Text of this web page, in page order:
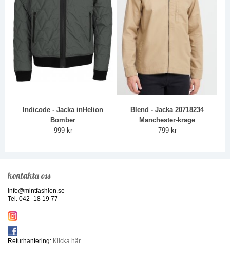
Indicode - Jacka inHelion
Bomber
999 kr
Blend - Jacka 20718234
Manchester-krage
799 kr
kontakta oss
info@mintfashion.se
Tel. 042 -18 19 77
Returhantering: Klicka här